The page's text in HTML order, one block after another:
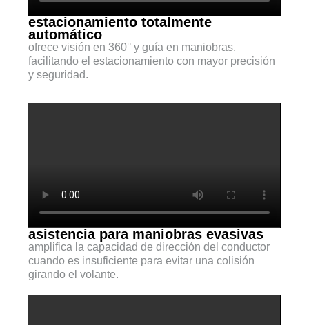
estacionamiento totalmente
automático
ofrece visión en 360° y guía en maniobras,
facilitando el estacionamiento con mayor precisión
y seguridad.
asistencia para maniobras evasivas
amplifica la capacidad de dirección del conductor
cuando es insuficiente para evitar una colisión
girando el volante.